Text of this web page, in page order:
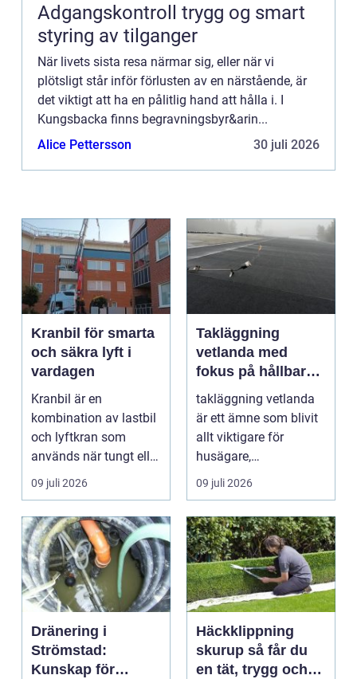
Adgangskontroll trygg og smart
styring av tilganger
När livets sista resa närmar sig, eller när vi
plötsligt står inför förlusten av en närstående, är
det viktigt att ha en pålitlig hand att hålla i. I
Kungsbacka finns begravningsbyr&arin...
Alice Pettersson
30 juli 2026
Kranbil för smarta
och säkra lyft i
vardagen
Kranbil är en
kombination av lastbil
och lyftkran som
används när tungt eller
skrymma...
09 juli 2026
Takläggning
vetlanda med
fokus på hållbara
tak och trygga hus
takläggning vetlanda
är ett ämne som blivit
allt viktigare för
husägare,
bostadsrättsföreningar
och ...
09 juli 2026
Dränering i
Strömstad:
Kunskap för
Häckklippning
skurup så får du
en tät, trygg och